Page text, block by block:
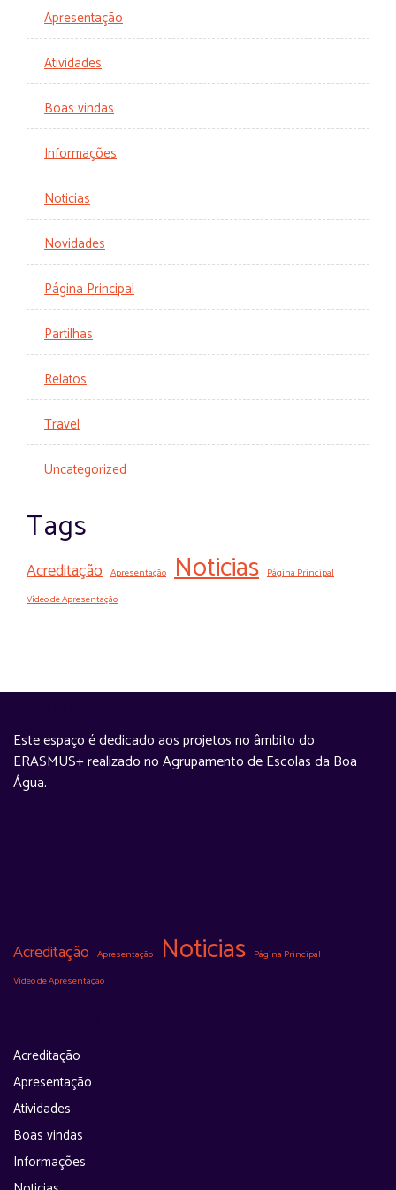
Apresentação
Atividades
Boas vindas
Informações
Noticias
Novidades
Página Principal
Partilhas
Relatos
Travel
Uncategorized
Tags
Acreditação Apresentação Noticias Página Principal
Vídeo de Apresentação
Sobre
Este espaço é dedicado aos projetos no âmbito do
ERASMUS+ realizado no Agrupamento de Escolas da Boa
Água.
Acreditação Apresentação Noticias Página Principal
Vídeo de Apresentação
Acreditação
Apresentação
Atividades
Boas vindas
Informações